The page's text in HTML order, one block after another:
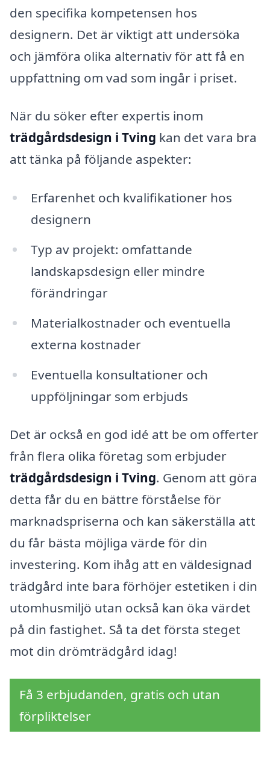
den specifika kompetensen hos
designern. Det är viktigt att undersöka
och jämföra olika alternativ för att få en
uppfattning om vad som ingår i priset.
När du söker efter expertis inom
trädgårdsdesign i Tving kan det vara bra
att tänka på följande aspekter:
Erfarenhet och kvalifikationer hos
designern
Typ av projekt: omfattande
landskapsdesign eller mindre
förändringar
Materialkostnader och eventuella
externa kostnader
Eventuella konsultationer och
uppföljningar som erbjuds
Det är också en god idé att be om offerter
från flera olika företag som erbjuder
trädgårdsdesign i Tving. Genom att göra
detta får du en bättre förståelse för
marknadspriserna och kan säkerställa att
du får bästa möjliga värde för din
investering. Kom ihåg att en väldesignad
trädgård inte bara förhöjer estetiken i din
utomhusmiljö utan också kan öka värdet
på din fastighet. Så ta det första steget
mot din drömträdgård idag!
Få 3 erbjudanden, gratis och utan
förpliktelser